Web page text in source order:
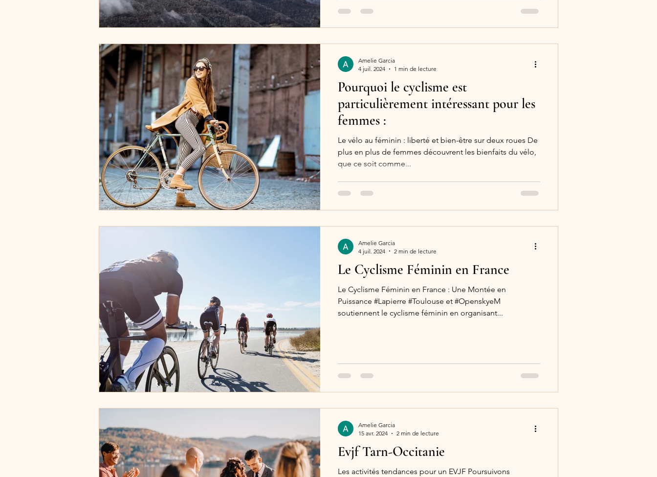
Pourquoi le cyclisme est
particulièrement intéressant pour les
femmes :
Le vélo au féminin : liberté et bien-être sur deux roues De
plus en plus de femmes découvrent les bienfaits du vélo,
que ce soit comme...
Amelie Garcia
4 juil. 2024
1 min de lecture
Le Cyclisme Féminin en France
Le Cyclisme Féminin en France : Une Montée en
Puissance #Lapierre #Toulouse et #OpenskyeM
soutiennent le cyclisme féminin en organisant...
Amelie Garcia
4 juil. 2024
2 min de lecture
Evjf Tarn-Occitanie
Les activités tendances pour un EVJF Poursuivons
Amelie Garcia
15 avr. 2024
2 min de lecture